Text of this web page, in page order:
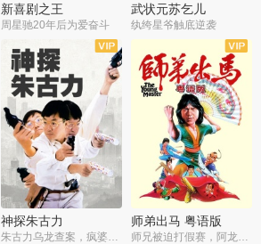
新喜剧之王
周星驰20年后为爱奋斗
武状元苏乞儿
纨绔星爷触底逆袭
神探朱古力
朱古力乌龙查案，疯婆子神助攻
师弟出马 粤语版
师兄被迫打假赛，阿龙追查斗黑帮